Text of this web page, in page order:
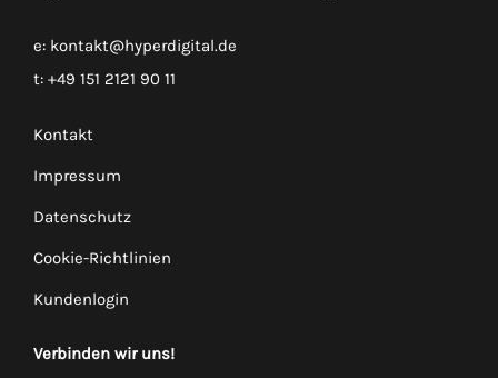
e: kontakt@hyperdigital.de
t: +49 151 2121 90 11
Kontakt
Impressum
Datenschutz
Cookie-Richtlinien
Kundenlogin
Verbinden wir uns!